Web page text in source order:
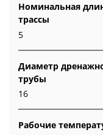
Номинальная
трассы
5
Диаметр
трубы
16
Рабочие